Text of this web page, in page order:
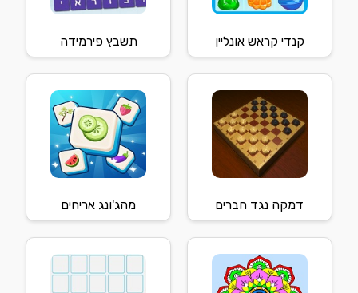
קנדי קראש אונליין תשבץ פירמידה
דמקה נגד חברים מהג'ונג אריחים